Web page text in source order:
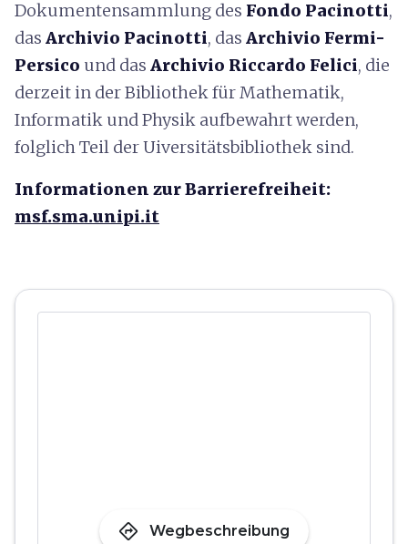
Dokumentensammlung des Fondo Pacinotti,
das Archivio Pacinotti, das Archivio Fermi-
Persico und das Archivio Riccardo Felici, die
derzeit in der Bibliothek für Mathematik,
Informatik und Physik aufbewahrt werden,
folglich Teil der Uiversitätsbibliothek sind.
Informationen zur Barrierefreiheit:
msf.sma.unipi.it
directions Wegbeschreibung